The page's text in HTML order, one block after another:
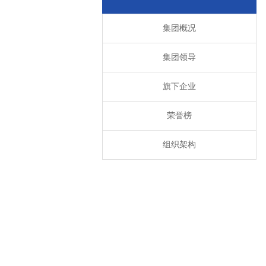
集团概况
集团领导
旗下企业
荣誉榜
组织架构